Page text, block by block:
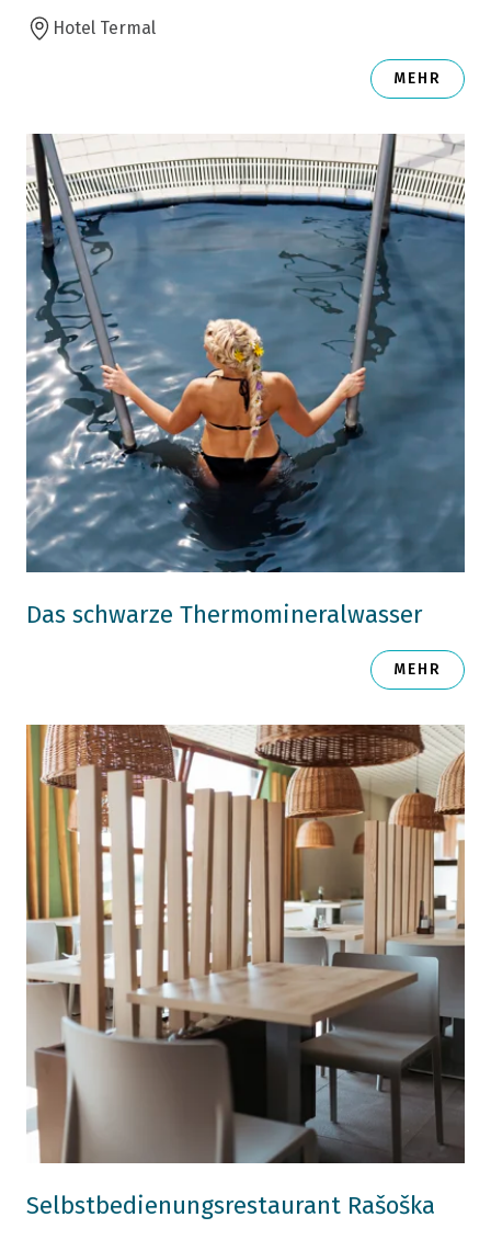
Hotel Termal
MEHR
Das schwarze Thermomineralwasser
MEHR
Selbstbedienungsrestaurant Rašoška